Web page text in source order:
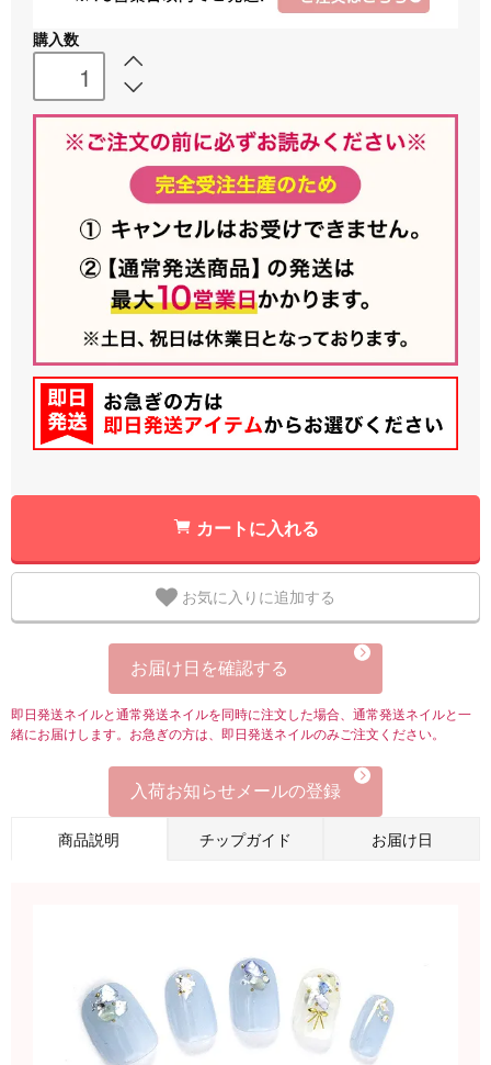
購入数
カートに入れる
お気に入りに追加する
お届け日を確認する
即日発送ネイルと通常発送ネイルを同時に注文した場合、通常発送ネイルと一
緒にお届けします。お急ぎの方は、即日発送ネイルのみご注文ください。
入荷お知らせメールの登録
商品説明 チップガイド お届け日